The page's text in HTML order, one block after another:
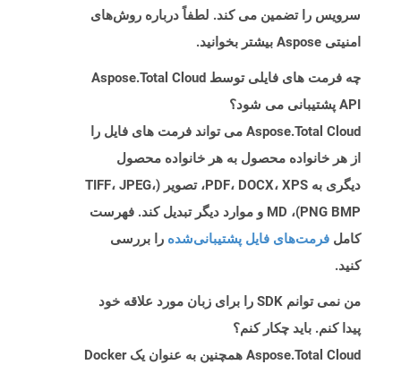
سرویس را تضمین می کند. لطفاً درباره روش‌های
امنیتی Aspose بیشتر بخوانید.
چه فرمت های فایلی توسط Aspose.Total Cloud
API پشتیبانی می شود؟
Aspose.Total Cloud می تواند فرمت های فایل را
از هر خانواده محصول به هر خانواده محصول
دیگری به PDF، DOCX، XPS، تصویر (TIFF، JPEG،
PNG BMP)، MD و موارد دیگر تبدیل کند. فهرست
کامل فرمت‌های فایل پشتیبانی‌شده را بررسی
کنید.
من نمی توانم SDK را برای زبان مورد علاقه خود
پیدا کنم. باید چکار کنم؟
Aspose.Total Cloud همچنین به عنوان یک Docker